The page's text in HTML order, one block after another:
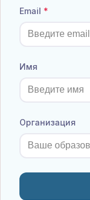
Положение
ЕГЭ"
Положение Принять
Всероссийская
соответствии
Олимпиады для
Email
Имя
Организация